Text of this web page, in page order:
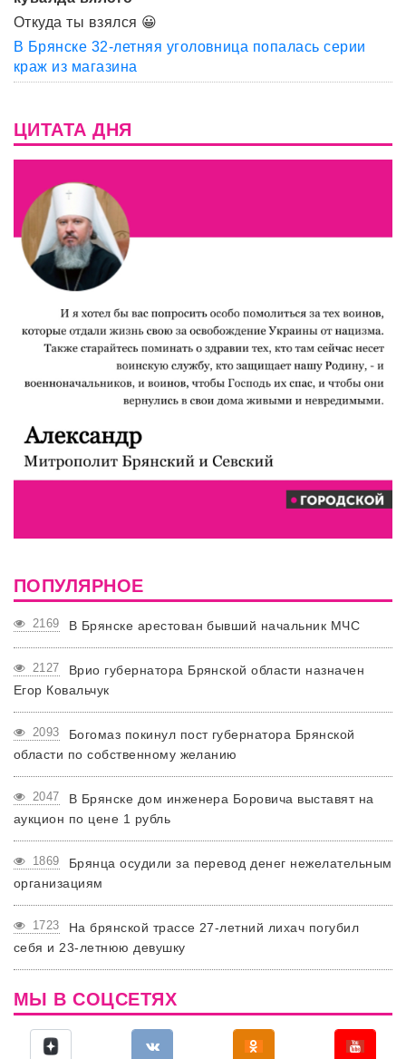
Откуда ты взялся 😀
В Брянске 32-летняя уголовница попалась серии
краж из магазина
ЦИТАТА ДНЯ
ПОПУЛЯРНОЕ
2169 В Брянске арестован бывший начальник МЧС
2127
Врио губернатора Брянской области назначен
Егор Ковальчук
2093
Богомаз покинул пост губернатора Брянской
области по собственному желанию
2047
В Брянске дом инженера Боровича выставят на
аукцион по цене 1 рубль
1869
Брянца осудили за перевод денег нежелательным
организациям
1723
На брянской трассе 27-летний лихач погубил
себя и 23-летнюю девушку
МЫ В СОЦСЕТЯХ